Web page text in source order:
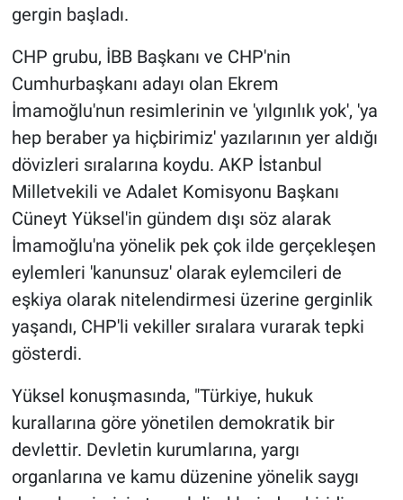
gergin başladı.
CHP grubu, İBB Başkanı ve CHP'nin
Cumhurbaşkanı adayı olan Ekrem
İmamoğlu'nun resimlerinin ve 'yılgınlık yok', 'ya
hep beraber ya hiçbirimiz' yazılarının yer aldığı
dövizleri sıralarına koydu. AKP İstanbul
Milletvekili ve Adalet Komisyonu Başkanı
Cüneyt Yüksel'in gündem dışı söz alarak
İmamoğlu'na yönelik pek çok ilde gerçekleşen
eylemleri 'kanunsuz' olarak eylemcileri de
eşkiya olarak nitelendirmesi üzerine gerginlik
yaşandı, CHP'li vekiller sıralara vurarak tepki
gösterdi.
Yüksel konuşmasında, "Türkiye, hukuk
kurallarına göre yönetilen demokratik bir
devlettir. Devletin kurumlarına, yargı
organlarına ve kamu düzenine yönelik saygı
Kimdir
Koronavirüs
Kültür Sanat
Ne demişti
Nedir
Popüler
Programlar
Sağlık
Spor
Teknoloji
Türkiye'nin Geleceği